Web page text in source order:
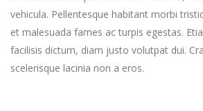
vehicula. Pellentesque habitant morbi
et malesuada fames ac turpis egestas.
facilisis dictum, diam justo volutpat dui.
scelerisque lacinia non a eros.